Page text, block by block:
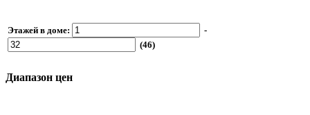
Этажей в доме:
-
(46)
Диапазон цен